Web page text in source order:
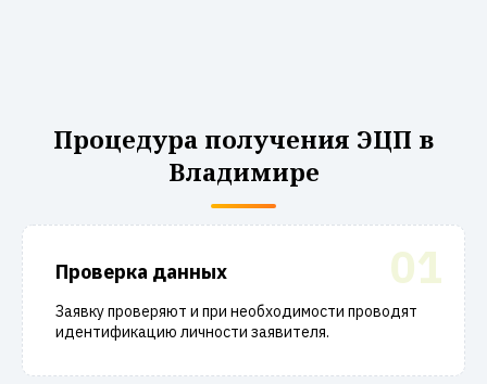
Процедура получения ЭЦП в
Владимире
01
Проверка данных
Заявку проверяют и при необходимости проводят
идентификацию личности заявителя.